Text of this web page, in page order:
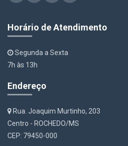
Horário de Atendimento
Segunda a Sexta
7h às 13h
Endereço
Rua. Joaquim Murtinho, 203
Centro - ROCHEDO/MS
CEP: 79450-000